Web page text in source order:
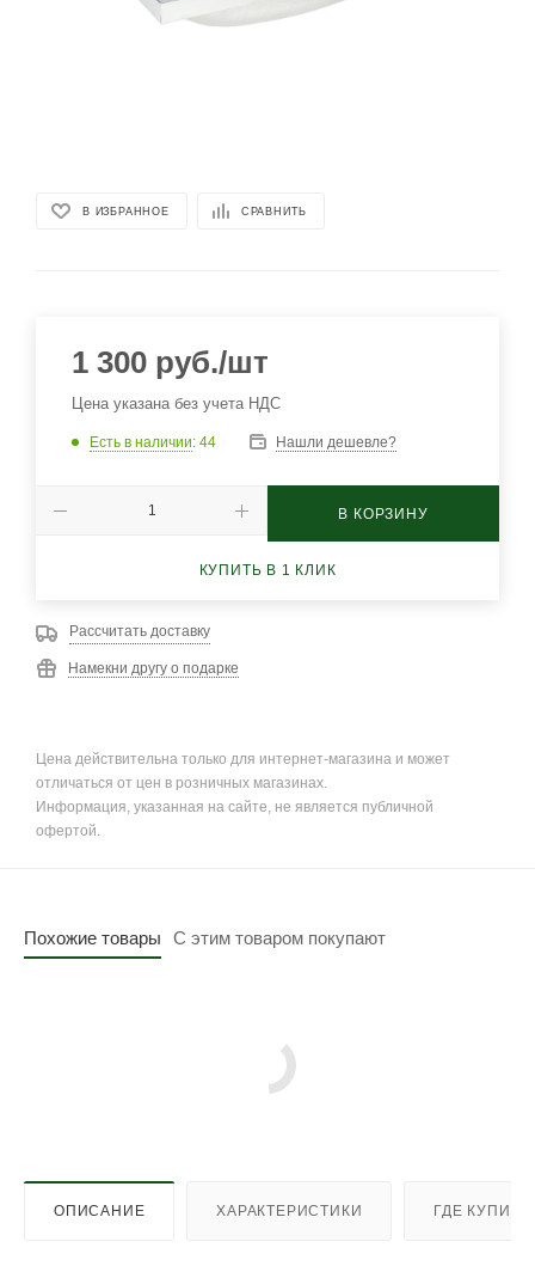
В ИЗБРАННОЕ СРАВНИТЬ
1 300 руб./шт
Цена указана без учета НДС
Есть в наличии: 44 Нашли дешевле?
В КОРЗИНУ
КУПИТЬ В 1 КЛИК
Рассчитать доставку
Намекни другу о подарке
Цена действительна только для интернет-магазина и может
отличаться от цен в розничных магазинах.
Информация, указанная на сайте, не является публичной
офертой.
Похожие товары С этим товаром покупают
ОПИСАНИЕ ХАРАКТЕРИСТИКИ ГДЕ КУПИТЬ